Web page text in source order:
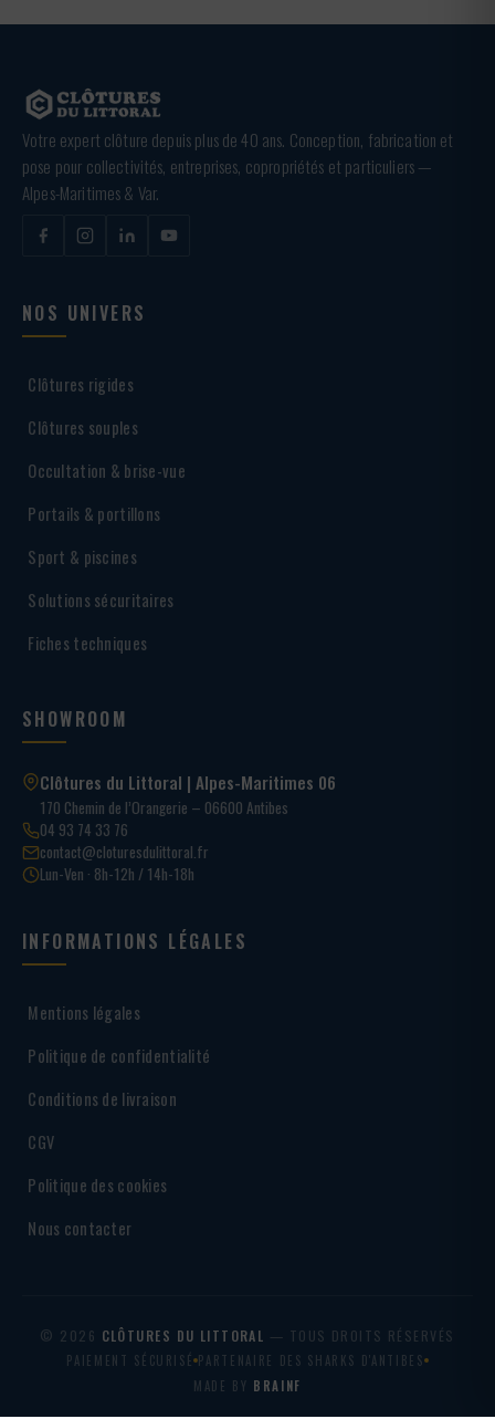
Votre expert clôture depuis plus de 40 ans. Conception, fabrication et
pose pour collectivités, entreprises, copropriétés et particuliers —
Alpes-Maritimes & Var.
NOS UNIVERS
Clôtures rigides
Clôtures souples
Occultation & brise-vue
Portails & portillons
Sport & piscines
Solutions sécuritaires
Fiches techniques
SHOWROOM
Clôtures du Littoral | Alpes-Maritimes 06
170 Chemin de l’Orangerie – 06600 Antibes
04 93 74 33 76
contact@cloturesdulittoral.fr
Lun-Ven · 8h-12h / 14h-18h
INFORMATIONS LÉGALES
Mentions légales
Politique de confidentialité
Conditions de livraison
CGV
Politique des cookies
Nous contacter
© 2026 CLÔTURES DU LITTORAL — TOUS DROITS RÉSERVÉS
PAIEMENT SÉCURISÉ PARTENAIRE DES SHARKS D'ANTIBES
MADE BY BRAINF